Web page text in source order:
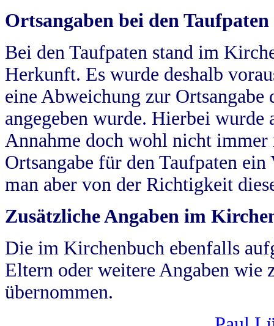
Ortsangaben bei den Taufpaten
Bei den Taufpaten stand im
Herkunft. Es wurde deshalb
eine Abweichung zur
angegeben wurde. Hierbei wurde
Annahme doch wohl nicht
Ortsangabe für den Taufpaten
man aber von der Richtigkeit
Zusätzliche Angaben im
Die im Kirchenbuch ebenfalls
Eltern oder weitere Angaben wie
übernommen.